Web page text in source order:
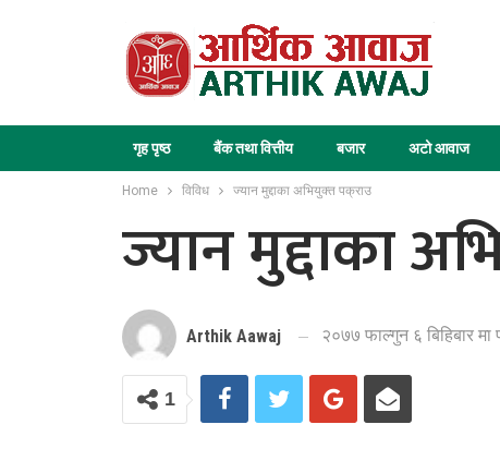
गृह पृष्ठ बैंक तथा वित्तीय बजार अटो आवाज
Home विविध ज्यान मुद्दाका अभियुक्त पक्राउ
ज्यान मुद्दाका
Arthik Aawaj २०७७ फाल्गुन ६ बिहिबार मा
1